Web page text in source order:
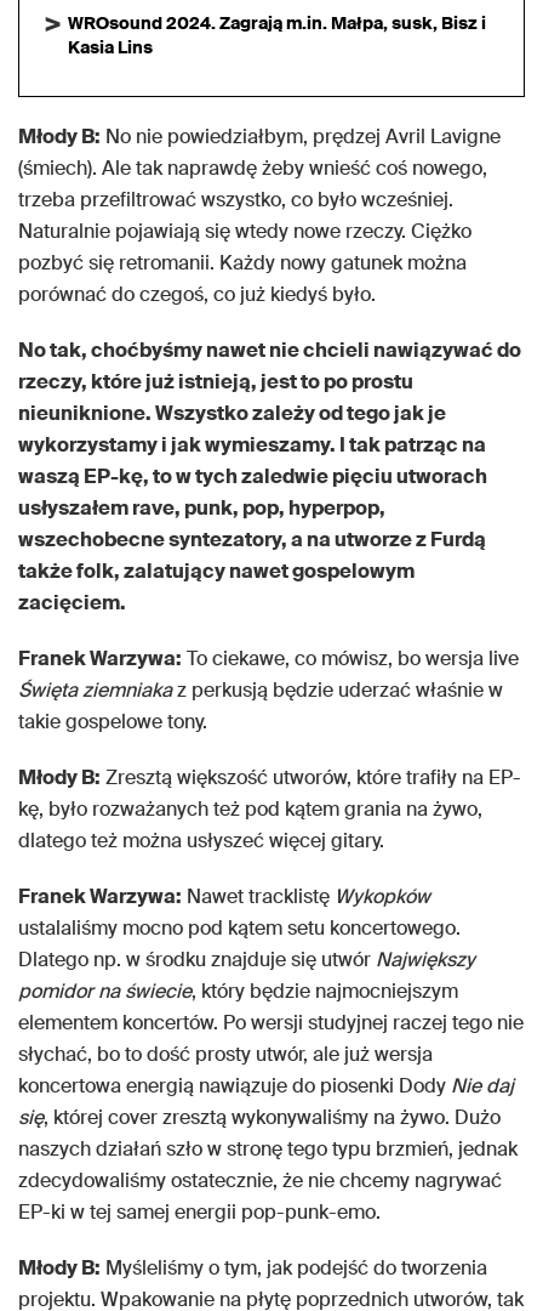
WROsound 2024. Zagrają m.in. Małpa, susk, Bisz i
Kasia Lins
Młody B: No nie powiedziałbym, prędzej Avril Lavigne
(śmiech). Ale tak naprawdę żeby wnieść coś nowego,
trzeba przefiltrować wszystko, co było wcześniej.
Naturalnie pojawiają się wtedy nowe rzeczy. Ciężko
pozbyć się retromanii. Każdy nowy gatunek można
porównać do czegoś, co już kiedyś było.
No tak, choćbyśmy nawet nie chcieli nawiązywać do
rzeczy, które już istnieją, jest to po prostu
nieuniknione. Wszystko zależy od tego jak je
wykorzystamy i jak wymieszamy. I tak patrząc na
waszą EP-kę, to w tych zaledwie pięciu utworach
usłyszałem rave, punk, pop, hyperpop,
wszechobecne syntezatory, a na utworze z Furdą
także folk, zalatujący nawet gospelowym
zacięciem.
Franek Warzywa: To ciekawe, co mówisz, bo wersja live
Święta ziemniakaz perkusją będzie uderzać właśnie w
takie gospelowe tony.
Młody B: Zresztą większość utworów, które trafiły na EP-
kę, było rozważanych też pod kątem grania na żywo,
dlatego też można usłyszeć więcej gitary.
Franek Warzywa: Nawet tracklistę Wykopków
ustalaliśmy mocno pod kątem setu koncertowego.
Dlatego np. w środku znajduje się utwór Największy
pomidor na świecie, który będzie najmocniejszym
elementem koncertów. Po wersji studyjnej raczej tego nie
słychać, bo to dość prosty utwór, ale już wersja
koncertowa energią nawiązuje do piosenki Dody Nie daj
się, której cover zresztą wykonywaliśmy na żywo. Dużo
naszych działań szło w stronę tego typu brzmień, jednak
zdecydowaliśmy ostatecznie, że nie chcemy nagrywać
EP-ki w tej samej energii pop-punk-emo.
Młody B: Myśleliśmy o tym, jak podejść do tworzenia
projektu. Wpakowanie na płytę poprzednich utworów, tak